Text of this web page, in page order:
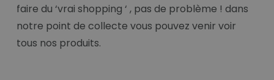
faire du ‘vrai shopping ‘ , pas de problème ! dans
notre point de collecte vous pouvez venir voir
tous nos produits.